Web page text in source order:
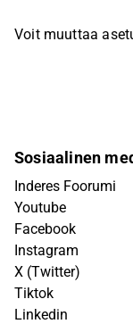
Voit muuttaa
Sosiaalinen
Inderes Foorumi
Youtube
Facebook
Instagram
X (Twitter)
Tiktok
Linkedin